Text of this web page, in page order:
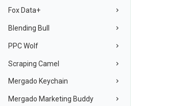
Fox Data+
Blending Bull
PPC Wolf
Scraping Camel
Mergado Keychain
Mergado Marketing Buddy